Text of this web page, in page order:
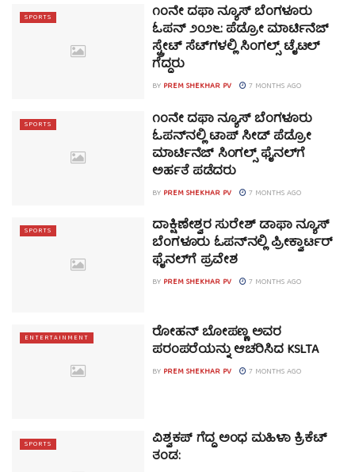
SPORTS ೧೦ನೇ ದಫಾ ನ್ಯೂಸ್ ಬೆಂಗಳೂರು
ಓಪನ್ ೨೦೨೬: ಪೆಡ್ರೋ ಮಾರ್ಟಿನೆಜ್
ಸ್ಟ್ರೇಟ್ ಸೆಟ್‌ಗಳಲ್ಲಿ ಸಿಂಗಲ್ಸ್ ಟೈಟಲ್
ಗೆದ್ದರು
BY PREM SHEKHAR PV 7 MONTHS AGO
SPORTS ೧೦ನೇ ದಫಾ ನ್ಯೂಸ್ ಬೆಂಗಳೂರು
ಓಪನ್‌ನಲ್ಲಿ ಟಾಪ್ ಸೀಡ್ ಪೆಡ್ರೋ
ಮಾರ್ಟಿನೆಜ್ ಸಿಂಗಲ್ಸ್ ಫೈನಲ್‌ಗೆ
ಅರ್ಹತೆ ಪಡೆದರು
BY PREM SHEKHAR PV 7 MONTHS AGO
SPORTS ದಾಕ್ಷಿಣೇಶ್ವರ ಸುರೇಶ್ ಡಾಫಾ ನ್ಯೂಸ್
ಬೆಂಗಳೂರು ಓಪನ್‌ನಲ್ಲಿ ಪ್ರೀಕ್ವಾರ್ಟರ್
ಫೈನಲ್‌ಗೆ ಪ್ರವೇಶ
BY PREM SHEKHAR PV 7 MONTHS AGO
ENTERTAINMENT ರೋಹನ್ ಬೋಪಣ್ಣ ಅವರ
ಪರಂಪರೆಯನ್ನು ಆಚರಿಸಿದ KSLTA
BY PREM SHEKHAR PV 7 MONTHS AGO
SPORTS ವಿಶ್ವಕಪ್ ಗೆದ್ದ ಅಂಧ ಮಹಿಳಾ ಕ್ರಿಕೆಟ್
ತಂಡ: